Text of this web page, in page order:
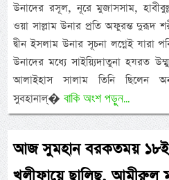
উনাদের রসূল, নূরে মুজাসসাম,
ওয়া সাল্লাম উনার প্রতি অফুরন্ত দুরূদ
দ্বীন ইসলাম উনার সূচনা লগ্নেই যারা
উনাদের মধ্যে সাইয়্যিদাতুনা হযরত
আলাইহাস সালাম তিনি ছিলেন
সুবহানাল্�বাকি অংশ পড়ুন...
আজ সুমহান বরকতময় ১৮ই